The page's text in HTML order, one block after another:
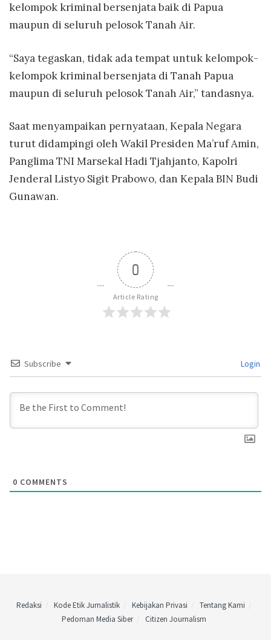
kelompok kriminal bersenjata baik di Papua
maupun di seluruh pelosok Tanah Air.
“Saya tegaskan, tidak ada tempat untuk kelompok-
kelompok kriminal bersenjata di Tanah Papua
maupun di seluruh pelosok Tanah Air,” tandasnya.
Saat menyampaikan pernyataan, Kepala Negara
turut didampingi oleh Wakil Presiden Ma’ruf Amin,
Panglima TNI Marsekal Hadi Tjahjanto, Kapolri
Jenderal Listyo Sigit Prabowo, dan Kepala BIN Budi
Gunawan.
0
Article Rating
Subscribe Login
0 COMMENTS
Redaksi Kode Etik Jurnalistik Kebijakan Privasi
Tentang Kami
Pedoman Media Siber
Citizen Journalism